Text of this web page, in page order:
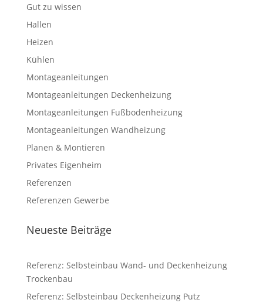
Gut zu wissen
Hallen
Heizen
Kühlen
Montageanleitungen
Montageanleitungen Deckenheizung
Montageanleitungen Fußbodenheizung
Montageanleitungen Wandheizung
Planen & Montieren
Privates Eigenheim
Referenzen
Referenzen Gewerbe
Neueste Beiträge
Referenz: Selbsteinbau Wand- und Deckenheizung
Trockenbau
Referenz: Selbsteinbau Deckenheizung Putz